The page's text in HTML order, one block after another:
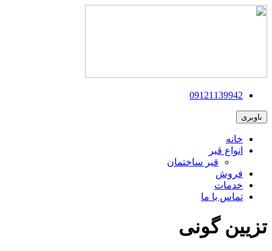
09121139942
ناوبری
خانه
انواع قیر
قیر ساختمان
فروش
خدمات
تماس با ما
تزیین گونی